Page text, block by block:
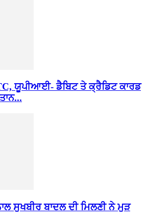
ਯੂਪੀਆਈ- ਡੈਬਿਟ ਤੇ ਕ੍ਰੈਡਿਟ ਕਾਰਡ
ਸੁਖਬੀਰ ਬਾਦਲ ਦੀ ਮਿਲਣੀ ਨੇ ਮੁੜ